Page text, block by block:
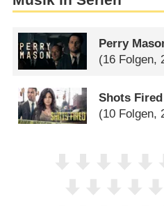
Perry
(16 Folgen,
Shots Fired
(10 Folgen,